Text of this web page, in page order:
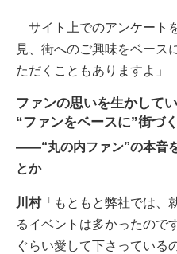
サイト上でのアンケート
見、街へのご興味をベース
ただくこともありますよ」
ファンの思いを生かしてい
“ファンをベースに”街づ
――“丸の内ファン”の本音
とか
川村「もともと弊社では、
るイベントは多かったので
ぐらい愛して下さっている